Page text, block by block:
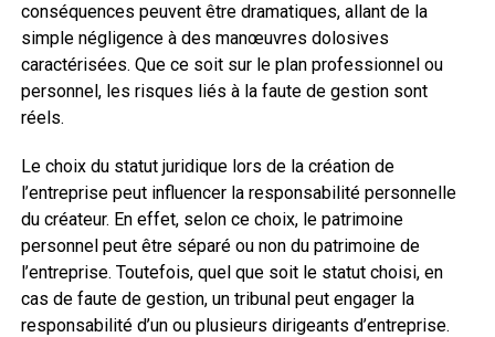
conséquences peuvent être dramatiques, allant de la
simple négligence à des manœuvres dolosives
caractérisées. Que ce soit sur le plan professionnel ou
personnel, les risques liés à la faute de gestion sont
réels.
Le choix du statut juridique lors de la création de
l’entreprise peut influencer la responsabilité personnelle
du créateur. En effet, selon ce choix, le patrimoine
personnel peut être séparé ou non du patrimoine de
l’entreprise. Toutefois, quel que soit le statut choisi, en
cas de faute de gestion, un tribunal peut engager la
responsabilité d’un ou plusieurs dirigeants d’entreprise.